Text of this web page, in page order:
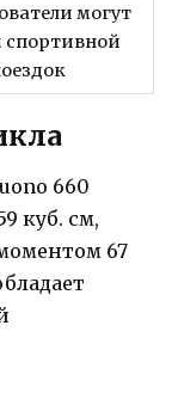
могут
спортивной
660
куб. см,
67